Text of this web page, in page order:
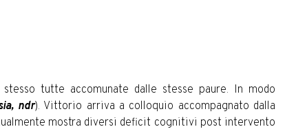
tutte accomunate dalle stesse paure. In modo
ndr). Vittorio arriva a colloquio accompagnato dalla
mostra diversi deficit cognitivi post intervento